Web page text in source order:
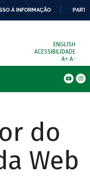
À INFORMAÇÃO
ENGLISH
ACESSIBILIDADE
A+ A-
do
Web